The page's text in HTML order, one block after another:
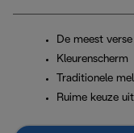
De meest
Kleurenscherm
Traditionele
Ruime keuze